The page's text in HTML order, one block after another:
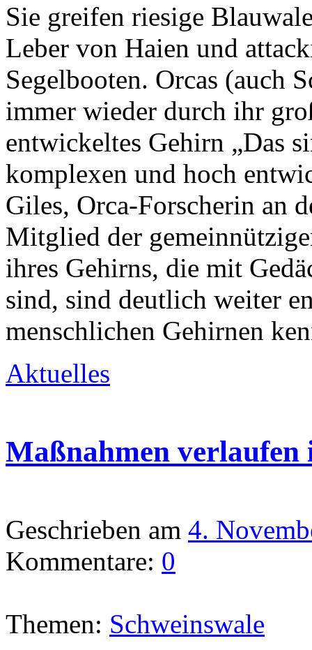
Sie greifen riesige
Leber von Haien und
Segelbooten. Orcas (auch
immer wieder durch ihr
entwickeltes Gehirn „Das
komplexen und hoch
Giles, Orca-Forscherin an
Mitglied der
ihres Gehirns, die mit
sind, sind deutlich weiter
menschlichen Gehirnen
Aktuelles
Maßnahmen verlaufen
Geschrieben am 4.
Kommentare: 0
Themen: Schweinswale